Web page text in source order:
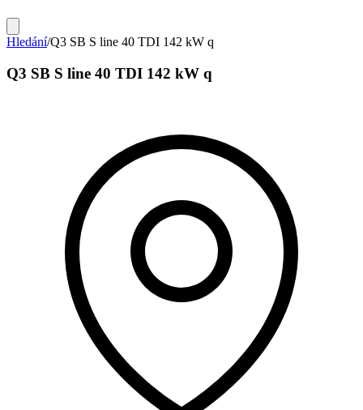
Hledání/Q3 SB S line 40 TDI 142 kW q
Q3 SB S line 40 TDI 142 kW q